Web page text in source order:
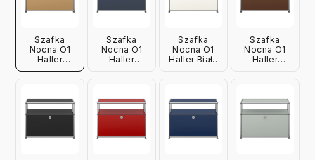
Szafka
Nocna O1
Haller
Beżowa Usm
Szafka
Nocna O1
Haller
Szafka
Nocna O1
Haller Biała
Szafka
Nocna O1
Haller